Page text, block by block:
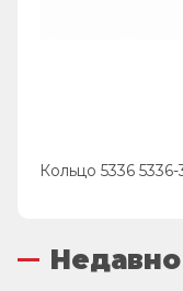
Кольцо 5336